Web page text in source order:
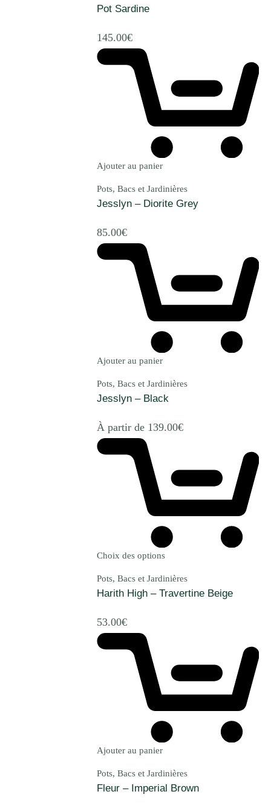
Pot Sardine
145.00€
Ajouter au panier
Pots, Bacs et Jardinières
Jesslyn – Diorite Grey
85.00€
Ajouter au panier
Pots, Bacs et Jardinières
Jesslyn – Black
À partir de 139.00€
Choix des options
Pots, Bacs et Jardinières
Harith High – Travertine Beige
53.00€
Ajouter au panier
Pots, Bacs et Jardinières
Fleur – Imperial Brown